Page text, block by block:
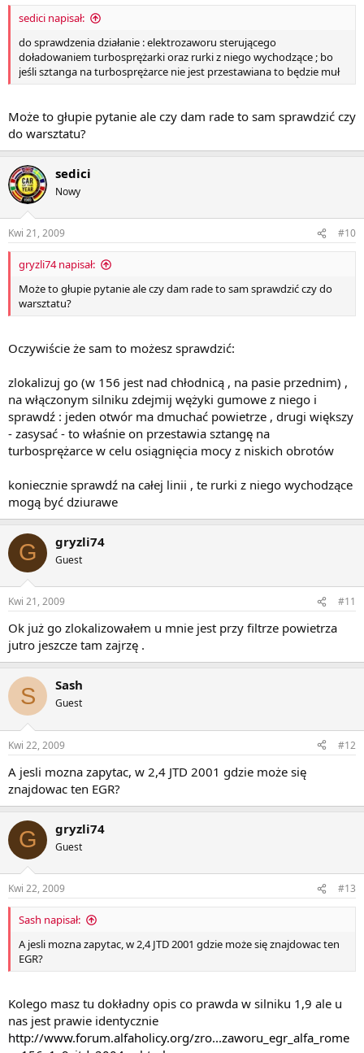
sedici napisał:
do sprawdzenia działanie : elektrozaworu sterującego
doładowaniem turbosprężarki oraz rurki z niego wychodzące ; bo
jeśli sztanga na turbosprężarce nie jest przestawiana to będzie muł
Może to głupie pytanie ale czy dam rade to sam sprawdzić czy
do warsztatu?
sedici
Nowy
Kwi 21, 2009 #10
gryzli74 napisał:
Może to głupie pytanie ale czy dam rade to sam sprawdzić czy do
warsztatu?
Oczywiście że sam to możesz sprawdzić:
zlokalizuj go (w 156 jest nad chłodnicą , na pasie przednim) ,
na włączonym silniku zdejmij wężyki gumowe z niego i
sprawdź : jeden otwór ma dmuchać powietrze , drugi większy
- zasysać - to właśnie on przestawia sztangę na
turbosprężarce w celu osiągnięcia mocy z niskich obrotów
koniecznie sprawdź na całej linii , te rurki z niego wychodzące
mogą być dziurawe
G gryzli74
Guest
Kwi 21, 2009 #11
Ok już go zlokalizowałem u mnie jest przy filtrze powietrza
jutro jeszcze tam zajrzę .
S Sash
Guest
Kwi 22, 2009 #12
A jesli mozna zapytac, w 2,4 JTD 2001 gdzie może się
znajdowac ten EGR?
G gryzli74
Guest
Kwi 22, 2009 #13
Sash napisał:
A jesli mozna zapytac, w 2,4 JTD 2001 gdzie może się znajdowac ten
EGR?
Kolego masz tu dokładny opis co prawda w silniku 1,9 ale u
nas jest prawie identycznie
http://www.forum.alfaholicy.org/zro...zaworu_egr_alfa_rome